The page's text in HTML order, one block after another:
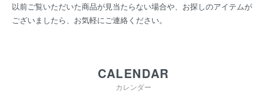
以前ご覧いただいた商品が見当たらない場合や、お探しのアイテムが
ございましたら、お気軽にご連絡ください。
CALENDAR
カレンダー